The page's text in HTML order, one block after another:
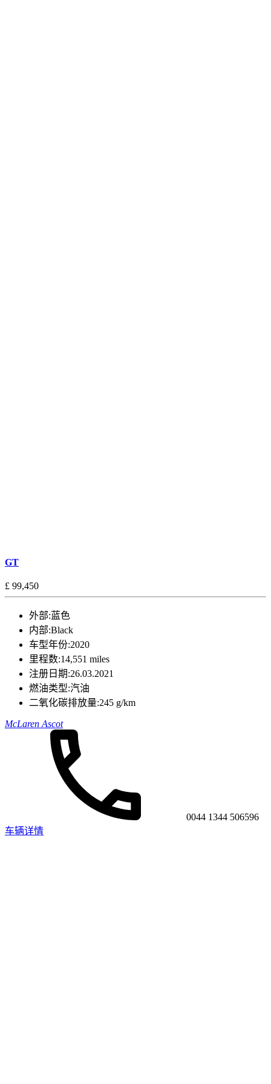
GT
£ 99,450
外部:蓝色
内部:Black
车型年份:2020
里程数:14,551 miles
注册日期:26.03.2021
燃油类型:汽油
二氧化碳排放量:245 g/km
McLaren Ascot
0044 1344 506596
车辆详情